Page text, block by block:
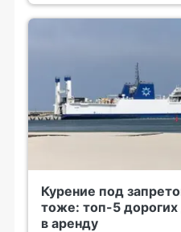
Курение под
тоже: топ-5
в аренду